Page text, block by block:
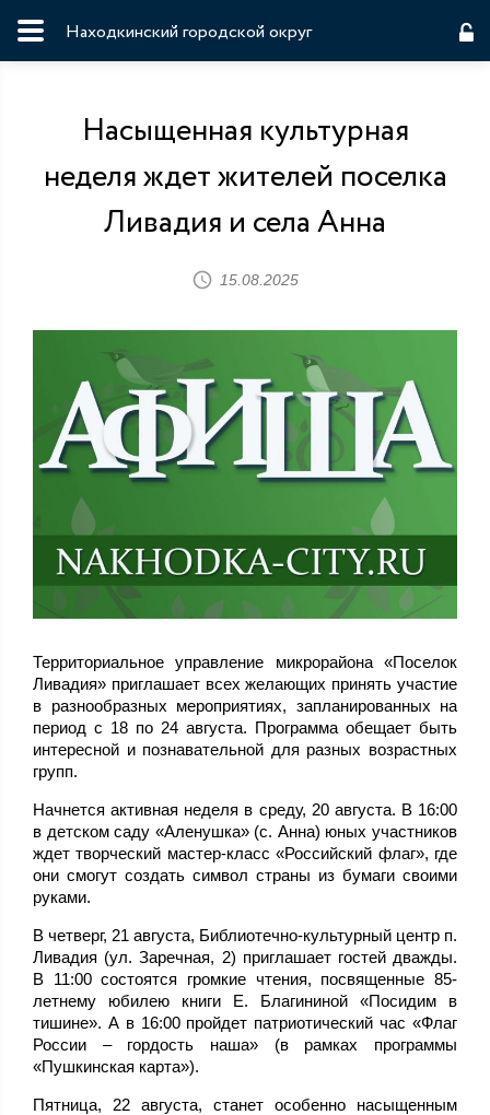
Находкинский городской округ
Насыщенная культурная
неделя ждет жителей поселка
Ливадия и села Анна
15.08.2025
Территориальное управление микрорайона «Поселок
Ливадия» приглашает всех желающих принять участие
в разнообразных мероприятиях, запланированных на
период с 18 по 24 августа. Программа обещает быть
интересной и познавательной для разных возрастных
групп.
Начнется активная неделя в среду, 20 августа. В 16:00
в детском саду «Аленушка» (с. Анна) юных участников
ждет творческий мастер-класс «Российский флаг», где
они смогут создать символ страны из бумаги своими
руками.
В четверг, 21 августа, Библиотечно-культурный центр п.
Ливадия (ул. Заречная, 2) приглашает гостей дважды.
В 11:00 состоятся громкие чтения, посвященные 85-
летнему юбилею книги Е. Благининой «Посидим в
тишине». А в 16:00 пройдет патриотический час «Флаг
России – гордость наша» (в рамках программы
«Пушкинская карта»).
Пятница, 22 августа, станет особенно насыщенным